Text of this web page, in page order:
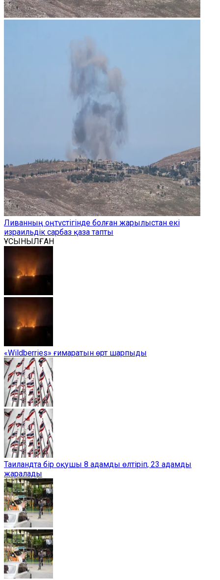
Ливанның оңтүстігінде болған жарылыстан екі
израильдік сарбаз қаза тапты
ҰСЫНЫЛҒАН
«Wildberries» ғимаратын өрт шарпыды
Таиландта бір оқушы 8 адамды өлтіріп, 23 адамды
жаралады